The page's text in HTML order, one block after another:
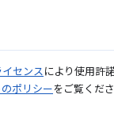
センスにより使用許
ポリシーをご覧くだ